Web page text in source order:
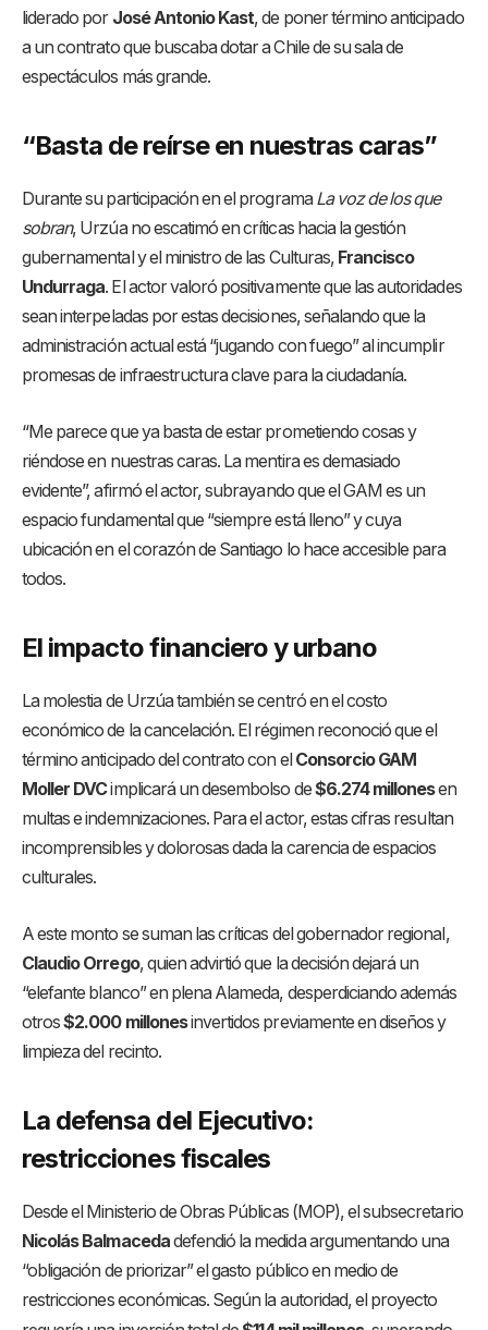
liderado por José Antonio Kast, de poner término anticipado
a un contrato que buscaba dotar a Chile de su sala de
espectáculos más grande.
“Basta de reírse en nuestras caras”
Durante su participación en el programa La voz de los que
sobran, Urzúa no escatimó en críticas hacia la gestión
gubernamental y el ministro de las Culturas, Francisco
Undurraga. El actor valoró positivamente que las autoridades
sean interpeladas por estas decisiones, señalando que la
administración actual está “jugando con fuego” al incumplir
promesas de infraestructura clave para la ciudadanía.
“Me parece que ya basta de estar prometiendo cosas y
riéndose en nuestras caras. La mentira es demasiado
evidente”, afirmó el actor, subrayando que el GAM es un
espacio fundamental que “siempre está lleno” y cuya
ubicación en el corazón de Santiago lo hace accesible para
todos.
El impacto financiero y urbano
La molestia de Urzúa también se centró en el costo
económico de la cancelación. El régimen reconoció que el
término anticipado del contrato con el Consorcio GAM
Moller DVCimplicará un desembolso de$6.274 millonesen
multas e indemnizaciones. Para el actor, estas cifras resultan
incomprensibles y dolorosas dada la carencia de espacios
culturales.
A este monto se suman las críticas del gobernador regional,
Claudio Orrego, quien advirtió que la decisión dejará un
“elefante blanco” en plena Alameda, desperdiciando además
otros$2.000 millonesinvertidos previamente en diseños y
limpieza del recinto.
La defensa del Ejecutivo:
restricciones fiscales
Desde el Ministerio de Obras Públicas (MOP), el subsecretario
Nicolás Balmacedadefendió la medida argumentando una
“obligación de priorizar” el gasto público en medio de
restricciones económicas. Según la autoridad, el proyecto